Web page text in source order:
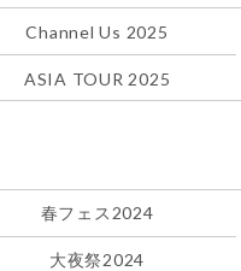
Channel Us 2025
ASIA TOUR 2025
春フェス2024
大夜祭2024